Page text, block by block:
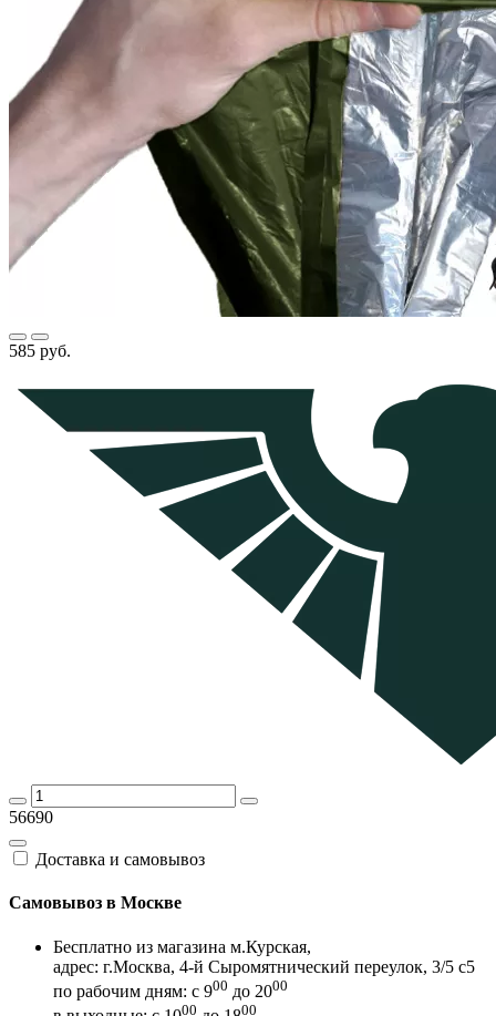
585 руб.
56690
Доставка и самовывоз
Самовывоз в Москве
Бесплатно из магазина м.Курская,
адрес: г.Москва, 4-й Сыромятнический переулок, 3/5 с5
по рабочим дням: с 900 до 2000
00 00